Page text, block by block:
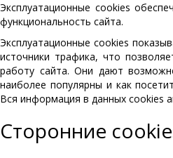
Эксплуатационные cookies
функциональность сайта.
Эксплуатационные cookies
источники трафика, что
работу сайта. Они дают
наиболее популярны и как
Вся информация в данных cookies
Сторонние